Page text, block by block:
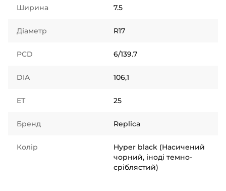
Ширина 7.5
Діаметр R17
PCD 6/139.7
DIA 106,1
ET 25
Бренд Replica
Колір
Hyper black (Насичений
чорний, іноді темно-
сріблястий)